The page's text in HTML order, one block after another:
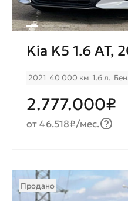
Kia K5 1.6 AT,
2021 40 000 км 1.6 л.
2.777.000₽
от 46.518₽/мес.
Продано